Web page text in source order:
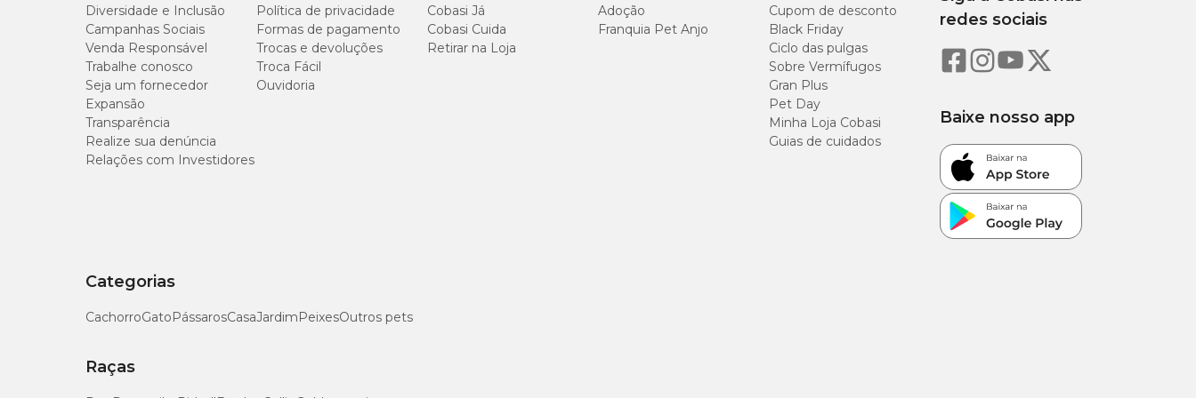
Gênero Unissex
Níveis de garantia
Umidade (máx.)
Proteína Bruta (mín.) 28%
Matéria Mineral (máx.)
Cálcio (mín.)
Cálcio (máx.)
Diversidade e Inclusão
Campanhas Sociais
Venda Responsável
Trabalhe conosco
Seja um fornecedor
Expansão
Transparência
Realize sua denúncia
Relações com Investidores
Política de privacidade
Formas de pagamento
Trocas e devoluções
Troca Fácil
Ouvidoria
Cobasi Já
Cobasi Cuida
Retirar na Loja
Adoção
Franquia Pet Anjo
Cupom de desconto
Black Friday
Ciclo das pulgas
Sobre Vermífugos
Gran Plus
Pet Day
Minha Loja Cobasi
Guias de cuidados
Categorias
CachorroGatoPássarosCasaJardimPeixesOutros pets
Raças
redes sociais
Baixe nosso app